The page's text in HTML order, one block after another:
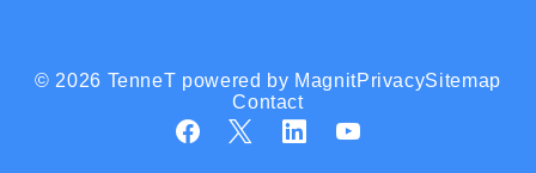
© 2026 TenneT powered by MagnitPrivacySitemap
Contact